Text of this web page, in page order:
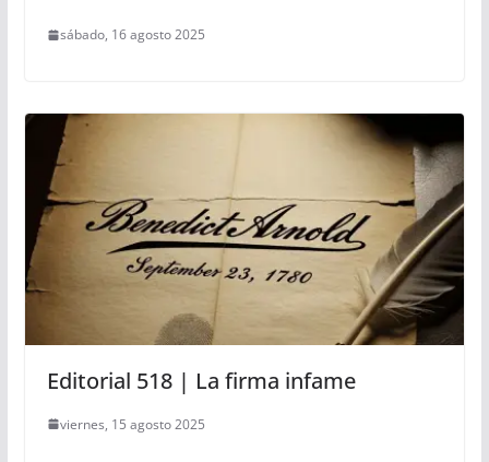
sábado, 16 agosto 2025
Editorial 518 | La firma infame
viernes, 15 agosto 2025